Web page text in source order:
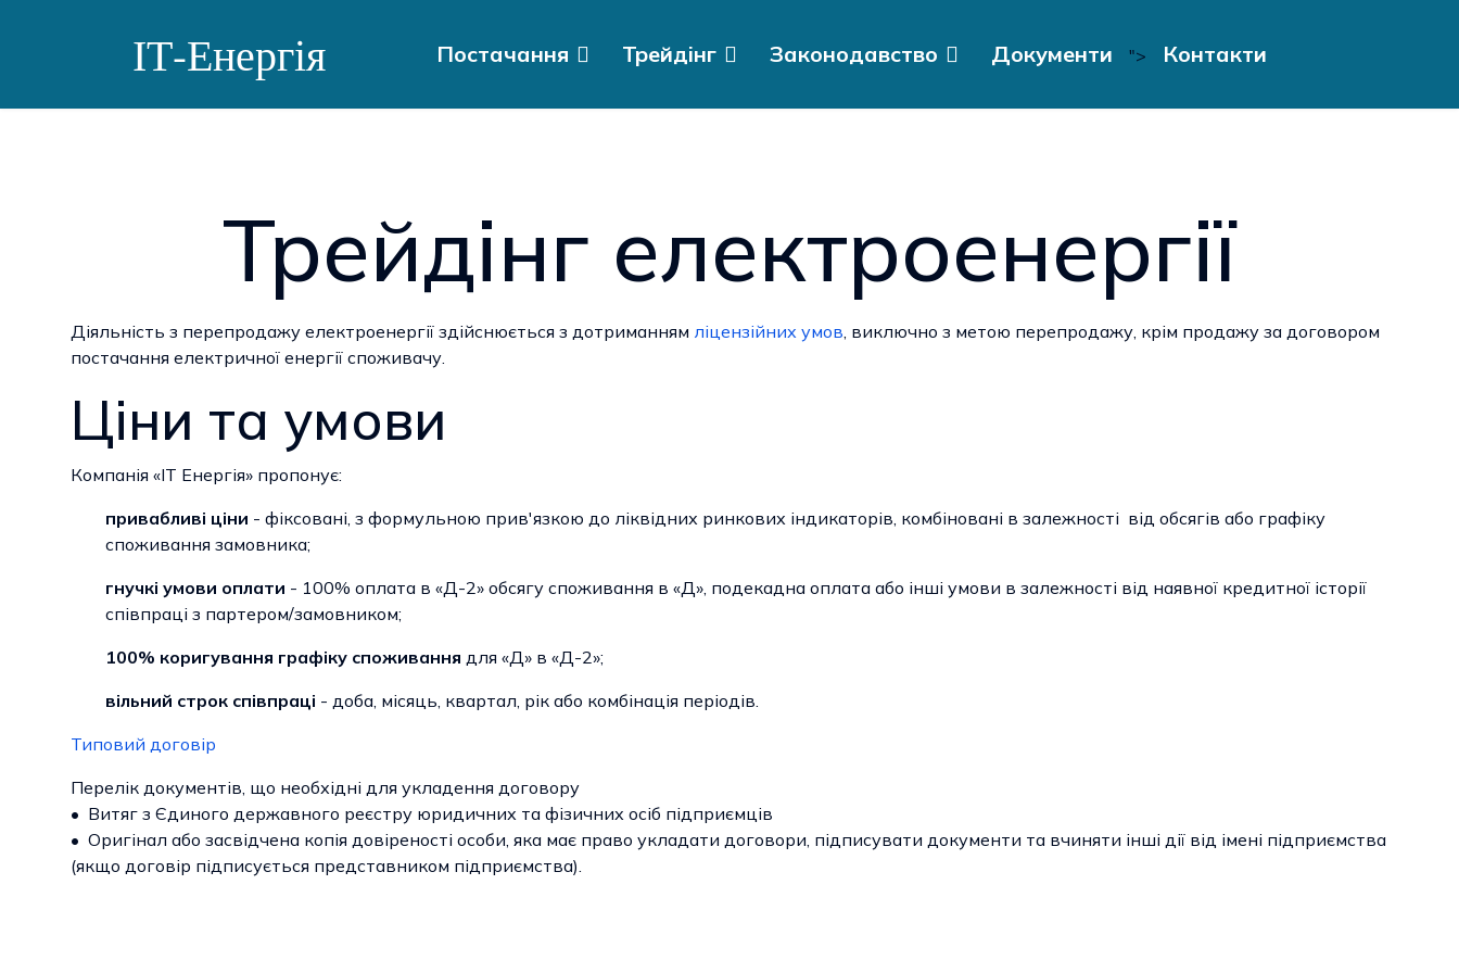
ІТ-Енергія Постачання Трейдінг Законодавство Документи "> Контакти
Трейдінг електроенергії
Діяльність з перепродажу електроенергії здійснюється з дотриманням ліцензійних умов, виключно з метою перепродажу, крім продажу за договором
постачання електричної енергії споживачу.
Ціни та умови
Компанія «ІТ Енергія» пропонує:
привабливі ціни - фіксовані, з формульною прив'язкою до ліквідних ринкових індикаторів, комбіновані в залежності від обсягів або графіку
споживання замовника;
гнучкі умови оплати - 100% оплата в «Д-2» обсягу споживання в «Д», подекадна оплата або інші умови в залежності від наявної кредитної історії
співпраці з партером/замовником;
100% коригування графіку споживання для «Д» в «Д-2»;
вільний строк співпраці - доба, місяць, квартал, рік або комбінація періодів.
Типовий договір
Перелік документів, що необхідні для укладення договору
• Витяг з Єдиного державного реєстру юридичних та фізичних осіб підприємців
• Оригінал або засвідчена копія довіреності особи, яка має право укладати договори, підписувати документи та вчиняти інші дії від імені підприємства
(якщо договір підписується представником підприємства).